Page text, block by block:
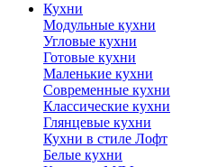
Кухни
Модульные кухни
Угловые кухни
Готовые кухни
Маленькие кухни
Современные кухни
Классические кухни
Глянцевые кухни
Кухни в стиле Лофт
Белые кухни